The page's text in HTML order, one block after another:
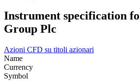
Instrument specification
Group Plc
Azioni CFD su titoli azionari
Name
Currency
Symbol